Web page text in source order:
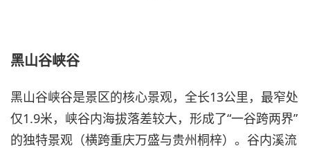
黑山谷峡谷
黑山谷峡谷是景区的核心景观，全长13公里，最窄处
仅1.9米，峡谷内海拔落差较大，形成了“一谷跨两界”
的独特景观（横跨重庆万盛与贵州桐梓）。谷内溪流